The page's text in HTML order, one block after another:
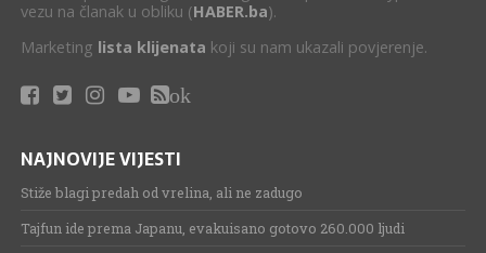
vezu na članak u obliku (HABER.ba).
Marketing lista klijenata koji su nam ukazali povjerenje.
ok
NAJNOVIJE VIJESTI
Stiže blagi predah od vrelina, ali ne zadugo
Tajfun ide prema Japanu, evakuisano gotovo 260.000 ljudi